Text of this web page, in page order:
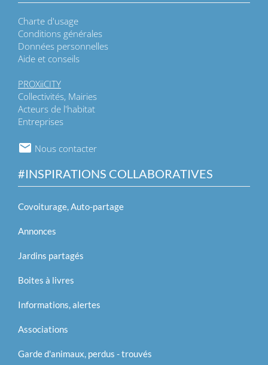
Charte d'usage
Conditions générales
Données personnelles
Aide et conseils
PROXiiCITY
Collectivités, Mairies
Acteurs de l'habitat
Entreprises
Nous contacter
#INSPIRATIONS COLLABORATIVES
Covoiturage, Auto-partage
Annonces
Jardins partagés
Boites à livres
Informations, alertes
Associations
Garde d'animaux, perdus - trouvés